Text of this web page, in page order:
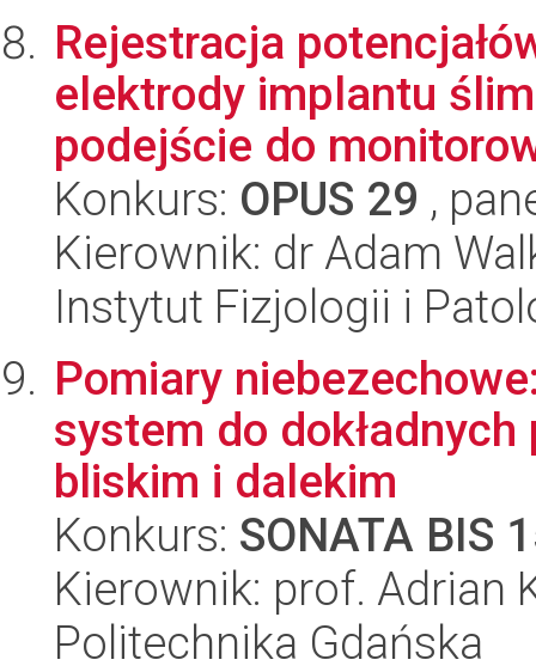
Rejestracja
elektrody implantu
podejście do
Konkurs: OPUS 29 ,
Kierownik: dr Adam
Instytut Fizjologii i
Pomiary
system do
bliskim i dalekim
Konkurs: SONATA BIS
Kierownik: prof. Adrian
Politechnika Gdańska